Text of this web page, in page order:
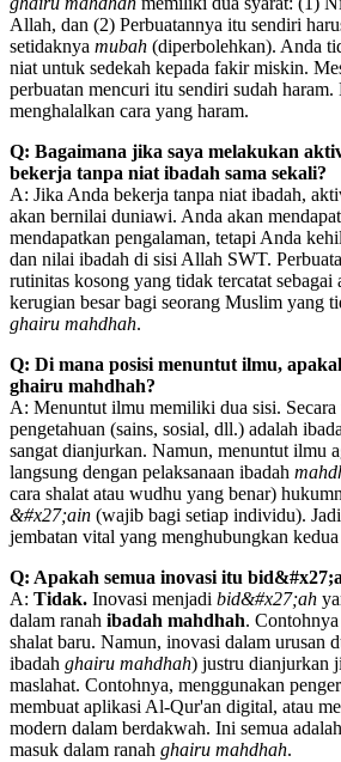
Allah, dan (2) Perbuatannya itu sendiri
setidaknya mubah (diperbolehkan). Anda
niat untuk sedekah kepada fakir miskin.
perbuatan mencuri itu sendiri sudah
menghalalkan cara yang haram.
Q: Bagaimana jika saya melakukan
bekerja tanpa niat ibadah sama sekali?
A: Jika Anda bekerja tanpa niat ibadah,
akan bernilai duniawi. Anda akan
mendapatkan pengalaman, tetapi Anda
dan nilai ibadah di sisi Allah SWT.
rutinitas kosong yang tidak tercatat sebagai
kerugian besar bagi seorang Muslim yang
ghairu mahdhah.
Q: Di mana posisi menuntut ilmu,
ghairu mahdhah?
A: Menuntut ilmu memiliki dua sisi.
pengetahuan (sains, sosial, dll.) adalah
sangat dianjurkan. Namun, menuntut ilmu
langsung dengan pelaksanaan ibadah
cara shalat atau wudhu yang benar)
&#x27;ain (wajib bagi setiap individu).
jembatan vital yang menghubungkan
Q: Apakah semua inovasi itu
A: Tidak. Inovasi menjadi bid&#x27;ah
dalam ranah ibadah mahdhah.
shalat baru. Namun, inovasi dalam urusan
ibadah ghairu mahdhah) justru dianjurkan
maslahat. Contohnya, menggunakan
membuat aplikasi Al-Qur'an digital, atau
modern dalam berdakwah. Ini semua
masuk dalam ranah ghairu mahdhah.